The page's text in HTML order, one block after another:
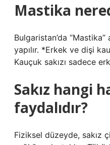
Mastika
Bulgaristan’da “Mastika”
yapılır. *Erkek ve dişi
Kauçuk sakızı sadece
Sakız hangi
faydalıdır?
Fiziksel düzeyde, sakız